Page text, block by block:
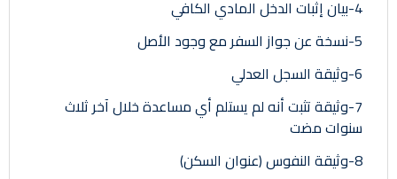
4-بيان إثبات الدخل المادي الكافي
5-نسخة عن جواز السفر مع وجود الأصل
6-وثيقة السجل العدلي
7-وثيقة تثبت أنه لم يستلم أي مساعدة خلال آخر ثلاث
سنوات مضت
8-وثيقة النفوس (عنوان السكن)